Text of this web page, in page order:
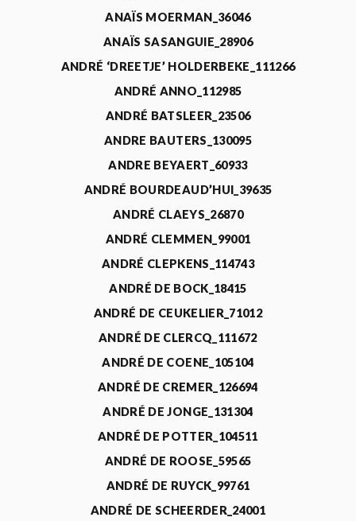
ANAÏS MOERMAN_36046
ANAÏS SASANGUIE_28906
ANDRÉ ‘DREETJE’ HOLDERBEKE_111266
ANDRÉ ANNO_112985
ANDRÉ BATSLEER_23506
ANDRE BAUTERS_130095
ANDRE BEYAERT_60933
ANDRÉ BOURDEAUD’HUI_39635
ANDRÉ CLAEYS_26870
ANDRÉ CLEMMEN_99001
ANDRÉ CLEPKENS_114743
ANDRÉ DE BOCK_18415
ANDRÉ DE CEUKELIER_71012
ANDRÉ DE CLERCQ_111672
ANDRÉ DE COENE_105104
ANDRÉ DE CREMER_126694
ANDRÉ DE JONGE_131304
ANDRÉ DE POTTER_104511
ANDRÉ DE ROOSE_59565
ANDRÉ DE RUYCK_99761
ANDRÉ DE SCHEERDER_24001